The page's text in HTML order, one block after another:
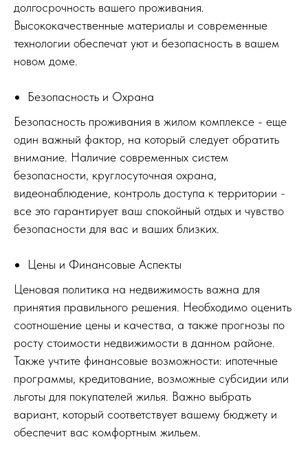
долгосрочность вашего проживания.
Высококачественные материалы и современные
технологии обеспечат уют и безопасность в вашем
новом доме.
Безопасность и Охрана
Безопасность проживания в жилом комплексе - еще
один важный фактор, на который следует обратить
внимание. Наличие современных систем
безопасности, круглосуточная охрана,
видеонаблюдение, контроль доступа к территории -
все это гарантирует ваш спокойный отдых и чувство
безопасности для вас и ваших близких.
Цены и Финансовые Аспекты
Ценовая политика на недвижимость важна для
принятия правильного решения. Необходимо оценить
соотношение цены и качества, а также прогнозы по
росту стоимости недвижимости в данном районе.
Также учтите финансовые возможности: ипотечные
программы, кредитование, возможные субсидии или
льготы для покупателей жилья. Важно выбрать
вариант, который соответствует вашему бюджету и
обеспечит вас комфортным жильем.